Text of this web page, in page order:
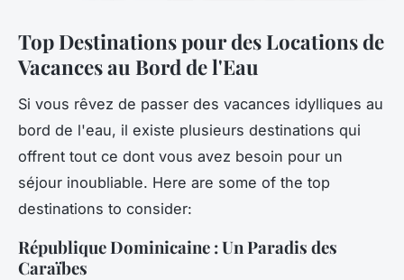
Top Destinations pour des Locations de
Vacances au Bord de l'Eau
Si vous rêvez de passer des vacances idylliques au
bord de l'eau, il existe plusieurs destinations qui
offrent tout ce dont vous avez besoin pour un
séjour inoubliable. Here are some of the top
destinations to consider:
République Dominicaine : Un Paradis des
Caraïbes